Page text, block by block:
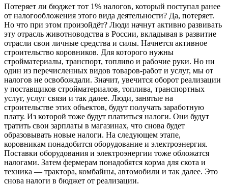
Потеряет ли бюджет тот 1% налогов, который поступал ранее
от налогообложения этого вида деятельности? Да, потеряет.
Но что при этом произойдёт? Люди начнут активно развивать
эту отрасль животноводства в России, вкладывая в развитие
отрасли свои личные средства и силы. Начнется активное
строительство коровников. Для которого нужны
стройматериалы, транспорт, топливо и рабочие руки. Но ни
один из перечисленных видов товаров-работ и услуг, мы от
налогов не освобождали. Значит, увечится оборот реализации
у поставщиков стройматериалов, топлива, транспортных
услуг, услуг связи и так далее. Люди, занятые на
строительстве этих объектов, будут получать заработную
плату. Из которой тоже будут платиться налоги. Они будут
тратить свои зарплаты в магазинах, что снова будет
образовывать новые налоги. На следующем этапе,
коровникам понадобится оборудование и электроэнергия.
Поставки оборудования и электроэнергии тоже обложатся
налогами. Затем фермерам понадобятся корма для скота и
техника — трактора, комбайны, автомобили и так далее. Это
снова налоги в бюджет от реализации.